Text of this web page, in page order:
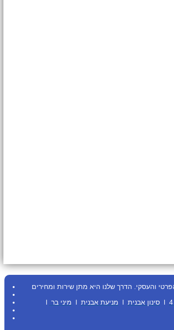
והעסקי. הדרך שלנו היא מתן שירות ומחירים
סינון אבנית מניעת אבנית מיני בר l